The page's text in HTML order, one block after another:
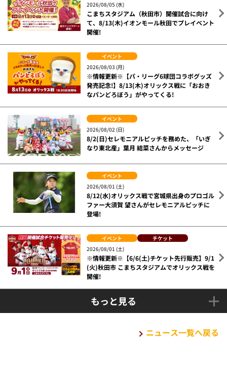
2026/08/05 (水)
こまちスタジアム（秋田市）開催試合に向け
て、8/13(木)イオンモール秋田でプレイベント
開催!
イベント
2026/08/03 (月)
※情報更新※【パ・リーグ6球団コラボグッズ
発売記念!】8/13(木)オリックス戦に「おおき
なパンどろぼう」がやってくる!
イベント
2026/08/02 (日)
8/2(日)セレモニアルピッチを務めた、「いぎ
なり東北産」葉月 結菜さんからメッセージ
イベント
2026/08/01 (土)
8/12(水)オリックス戦で宮城県出身のプロゴル
ファー大須賀 望さんがセレモニアルピッチに
登場!
イベント
チケット
2026/08/01 (土)
※情報更新※【6/6(土)チケット先行販売】9/1
(火)秋田市 こまちスタジアムでオリックス戦を
開催!
もっと見る
ニュース一覧へ戻る